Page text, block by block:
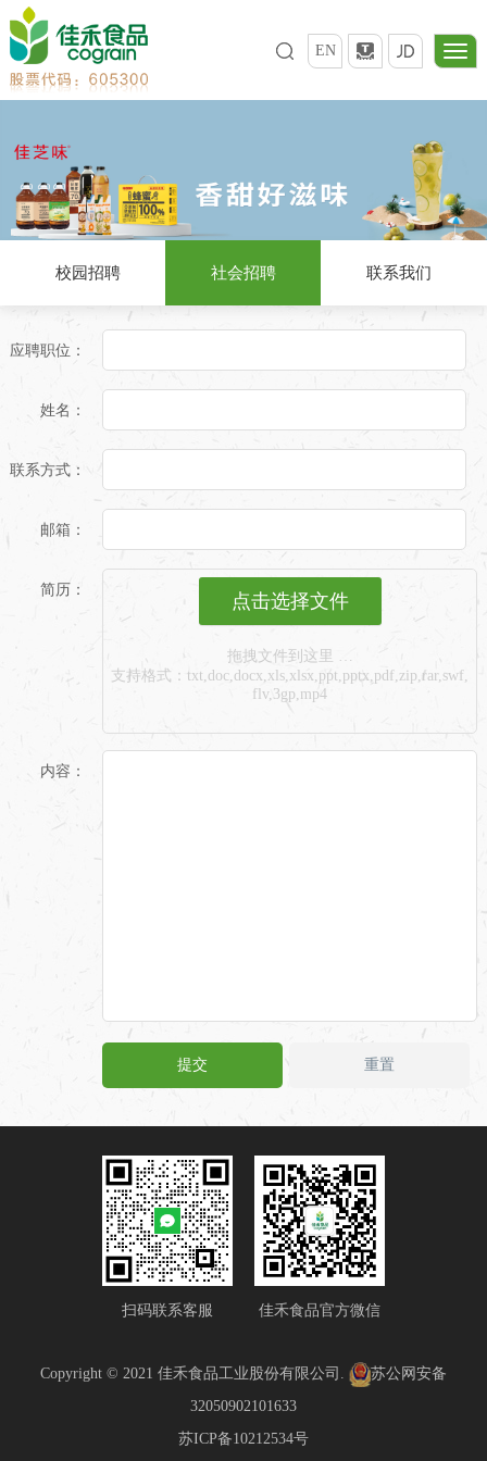
EN
校园招聘 社会招聘 联系我们
应聘职位：
姓名：
联系方式：
邮箱：
简历：
点击选择文件
拖拽文件到这里 …
支持格式：txt,doc,docx,xls,xlsx,ppt,pptx,pdf,zip,rar,swf,
flv,3gp,mp4
内容：
扫码联系客服 佳禾食品官方微信
Copyright © 2021 佳禾食品工业股份有限公司.
苏公网安备
32050902101633
苏ICP备10212534号